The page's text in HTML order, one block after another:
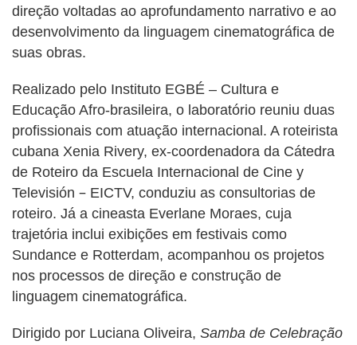
direção voltadas ao aprofundamento narrativo e ao
desenvolvimento da linguagem cinematográfica de
suas obras.
Realizado pelo Instituto EGBÉ – Cultura e
Educação Afro-brasileira, o laboratório reuniu duas
profissionais com atuação internacional. A roteirista
cubana Xenia Rivery, ex-coordenadora da Cátedra
de Roteiro da Escuela Internacional de Cine y
Televisión – EICTV, conduziu as consultorias de
roteiro. Já a cineasta Everlane Moraes, cuja
trajetória inclui exibições em festivais como
Sundance e Rotterdam, acompanhou os projetos
nos processos de direção e construção de
linguagem cinematográfica.
Dirigido por Luciana Oliveira, Samba de Celebração